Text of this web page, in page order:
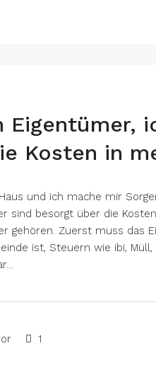
Eigentümer,
Kosten in
und ich mache mir
sind besorgt über die
gehören. Zuerst muss das
ist, Steuern wie ibi,
1